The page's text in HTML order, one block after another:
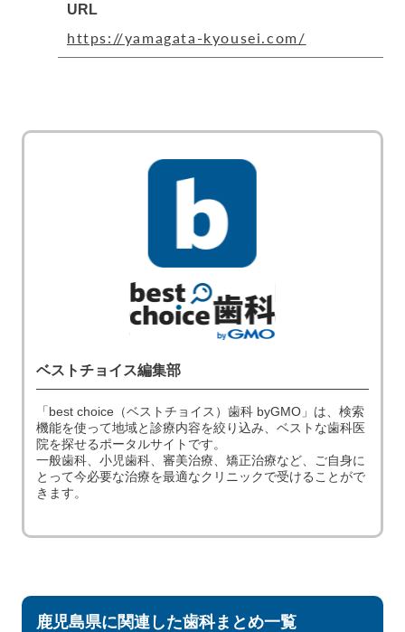
URL
https://yamagata-kyousei.com/
ベストチョイス編集部
「best choice（ベストチョイス）歯科 byGMO」は、検索
機能を使って地域と診療内容を絞り込み、ベストな歯科医
院を探せるポータルサイトです。
一般歯科、小児歯科、審美治療、矯正治療など、ご自身に
とって今必要な治療を最適なクリニックで受けることがで
きます。
鹿児島県に関連した歯科まとめ一覧